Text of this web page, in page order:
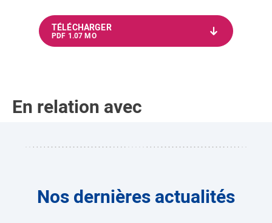
TÉLÉCHARGER
PDF 1.07 MO
En relation avec
Nos dernières actualités